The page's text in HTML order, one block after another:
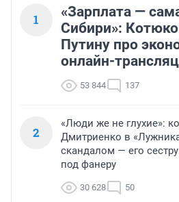
1
«Зарплата —
Сибири»:
Путину про
онлайн-
53 844 137
2
«Люди же не глухие»:
Дмитриенко в
скандалом — его
под фанеру
30 628 50